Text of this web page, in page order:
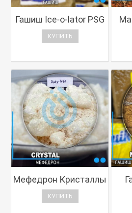
Гашиш Ice-o-lator PSG
КУПИТЬ
Мефедрон Кристаллы
КУПИТЬ